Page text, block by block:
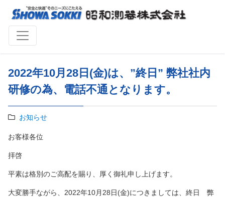
2022年10月28日(金)は、”終日” 弊社社内
研修の為、電話不通となります。
お知らせ
お客様各位
拝啓
平素は格別のご高配を賜り、厚く御礼申し上げます。
大変勝手ながら、2022年10月28日(金)につきましては、終日 弊